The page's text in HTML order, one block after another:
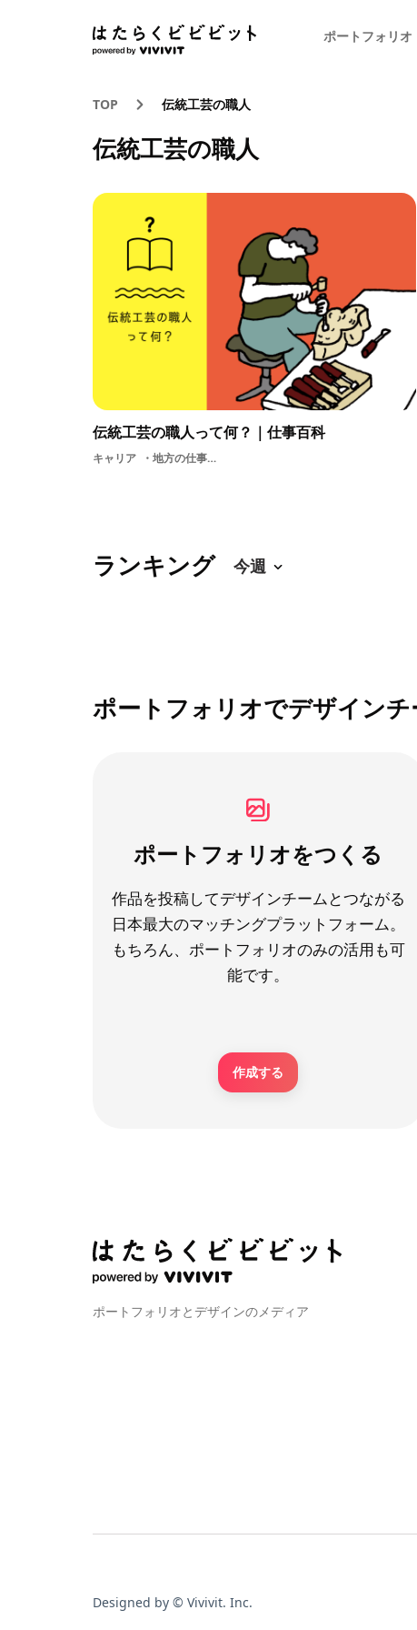
ポートフォリオ
TOP 伝統工芸の職人
伝統工芸の職人
伝統工芸の職人って何？｜仕事百科
キャリア 地方の仕事学生工芸伝統工芸の職人伝統伝統工芸品
ランキング
ポートフォリオでデザイン
ポートフォリオをつくる
作品を投稿してデザインチームとつながる
日本最大のマッチングプラットフォーム。
もちろん、ポートフォリオのみの活用も可
能です。
作成する
ポートフォリオとデザインのメディア
Designed by © Vivivit. Inc.